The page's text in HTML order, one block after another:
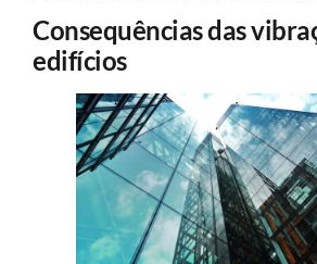
Consequências das
edifícios